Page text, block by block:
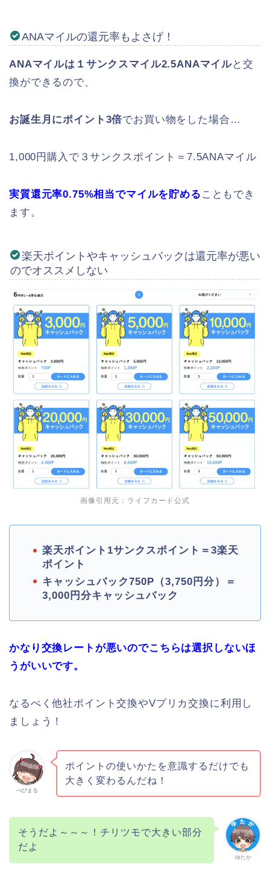
ANAマイルの還元率もよさげ！
ANAマイルは１サンクスマイル2.5ANAマイルと交
換ができるので、
お誕生月にポイント3倍でお買い物をした場合…
1,000円購入で３サンクスポイント＝7.5ANAマイル
実質還元率0.75%相当でマイルを貯める こともでき
ます。
楽天ポイントやキャッシュバックは還元率が悪い
のでオススメしない
画像引用元：ライフカード公式
楽天ポイント1サンクスポイント＝3楽天
ポイント
キャッシュバック750P（3,750円分）＝
3,000円分キャッシュバック
かなり交換レートが悪いのでこちらは選択しないほ
うがいいです。
なるべく他社ポイント交換やVプリカ交換に利用し
ましょう！
べびまる
ポイントの使いかたを意識するだけでも
大きく変わるんだね！
ゆたか
そうだよ～～～！チリツモで大きい部分
だよ